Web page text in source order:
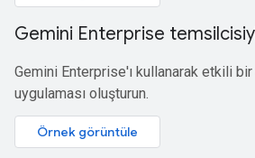
Gemini Enterprise
Gemini Enterprise'ı kullanarak etkili
uygulaması oluşturun.
Örnek görüntüle